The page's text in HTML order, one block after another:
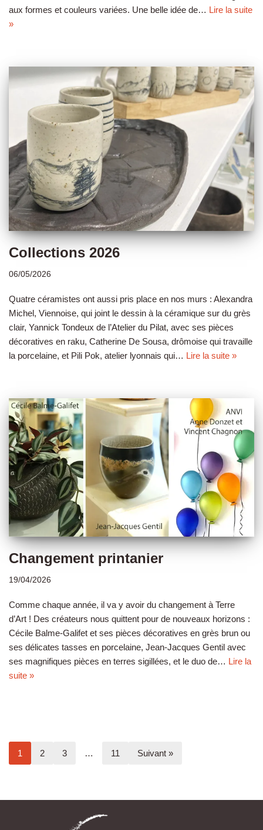
aux formes et couleurs variées. Une belle idée de… Lire la suite
»
Collections 2026
06/05/2026
Quatre céramistes ont aussi pris place en nos murs : Alexandra
Michel, Viennoise, qui joint le dessin à la céramique sur du grès
clair, Yannick Tondeux de l’Atelier du Pilat, avec ses pièces
décoratives en raku, Catherine De Sousa, drômoise qui travaille
la porcelaine, et Pili Pok, atelier lyonnais qui… Lire la suite »
Changement printanier
19/04/2026
Comme chaque année, il va y avoir du changement à Terre
d’Art ! Des créateurs nous quittent pour de nouveaux horizons :
Cécile Balme-Galifet et ses pièces décoratives en grès brun ou
ses délicates tasses en porcelaine, Jean-Jacques Gentil avec
ses magnifiques pièces en terres sigillées, et le duo de… Lire la
suite »
1 2 3 … 11 Suivant »